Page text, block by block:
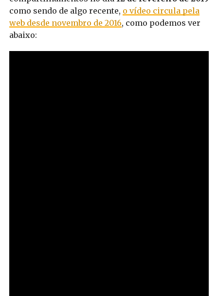
como sendo de algo recente, o vídeo circula pela
web desde novembro de 2016, como podemos ver
abaixo: